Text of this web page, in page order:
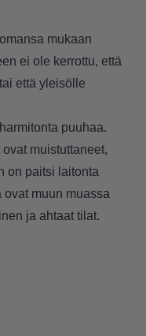
mukaan
ei ole kerrottu, että
että yleisölle
puuhaa.
muistuttaneet,
on paitsi laitonta
muun muassa
ja ahtaat tilat.